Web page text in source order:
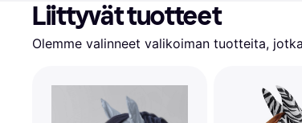
Liittyvät tuotteet
Olemme valinneet valikoiman tuotteita,